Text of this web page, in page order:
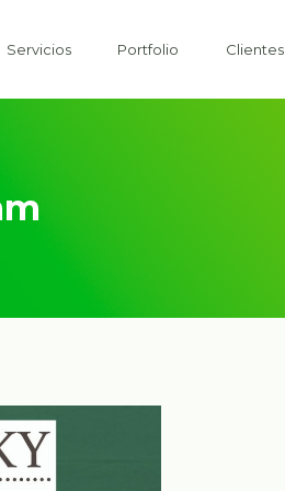
Servicios Portfolio Clientes